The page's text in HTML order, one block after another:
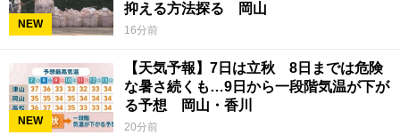
NEW
抑える方法探る 岡山
16分前
NEW
【天気予報】7日は立秋 8日までは危険
な暑さ続くも…9日から一段階気温が下が
る予想 岡山・香川
20分前